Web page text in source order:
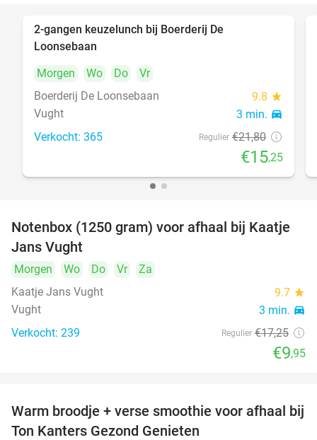
2-gangen keuzelunch bij Boerderij De
Loonsebaan
Morgen
Wo Do
Vr
Boerderij De Loonsebaan
9.8 star
Vught 3 min. directions_car
Verkocht: 365 Regulier €21,80
€15,25
42%
Notenbox (1250 gram) voor afhaal bij Kaatje
Jans Vught
Morgen Wo Do Vr
Za
Kaatje Jans Vught
9.7 star
Vught 3 min. directions_car
Verkocht: 239 Regulier €17,25
€9,95
43%
Warm broodje + verse smoothie voor afhaal bij
Ton Kanters Gezond Genieten